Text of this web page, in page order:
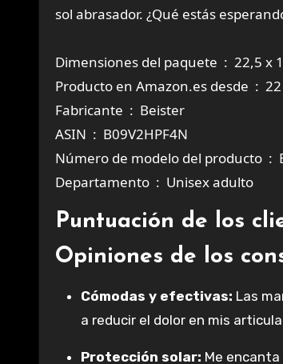
sol abrasador. ¿Qué estás
Dimensiones del
Producto
Fabricante ‏ : ‎ Beister
ASIN ‏ : ‎ B09V2HPF4N
Departamento ‏ : ‎ Unisex adulto
Puntuación de los
Opiniones de los
Cómodas y efectivas: Las
a reducir el dolor en mis
Protección solar: Me